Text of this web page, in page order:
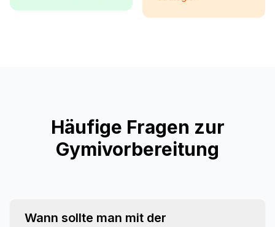
Häufige Fragen zur
Gymivorbereitung
Wann sollte man mit der